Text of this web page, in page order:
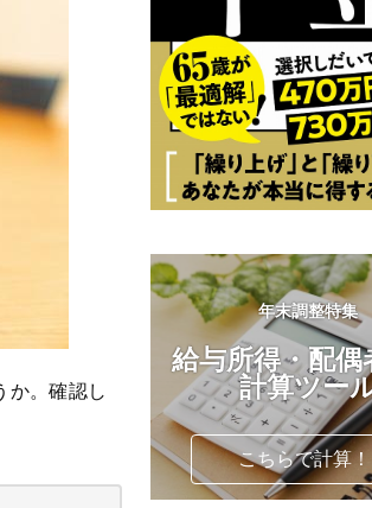
か。確認し
年末調整特集
給与所得・配偶
計算ツー
こちらで計算！